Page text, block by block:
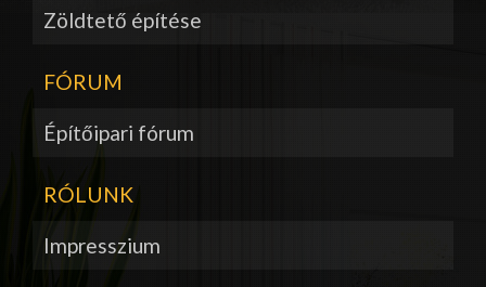
Zöldtető építése
FÓRUM
Építőipari fórum
RÓLUNK
Impresszium